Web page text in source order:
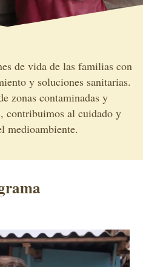
de vida de las familias con
y soluciones sanitarias.
zonas contaminadas y
, contribuimos al cuidado y
medioambiente.